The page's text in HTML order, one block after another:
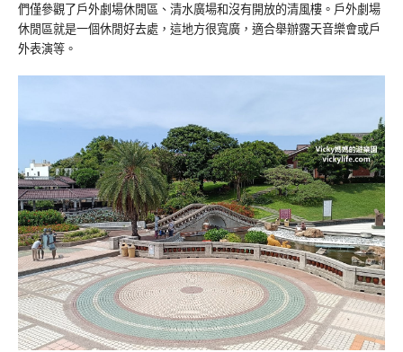
們僅參觀了戶外劇場休閒區、清水廣場和沒有開放的清風樓。戶外劇場
休閒區就是一個休閒好去處，這地方很寬廣，適合舉辦露天音樂會或戶
外表演等。